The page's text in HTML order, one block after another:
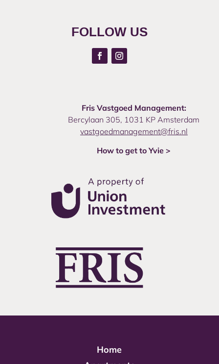
FOLLOW US
Fris Vastgoed Management:
Bercylaan 305, 1031 KP Amsterdam
vastgoedmanagement@fris.nl
How to get to Yvie >
Home